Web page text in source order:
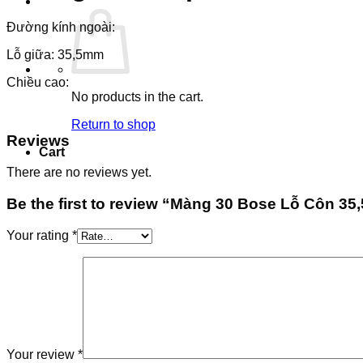
No products in the cart.
Return to shop
Cart
Đường kính ngoài:
Lỗ giữa: 35,5mm
Chiều cao:
Reviews
There are no reviews yet.
Be the first to review “Màng 30 Bose Lỗ Côn
Your rating *
Your review *